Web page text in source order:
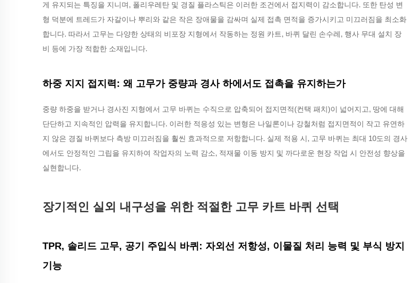
게 유지되는 특징을 지니며, 폴리우레탄 및 경질 플라스틱은 이러한 조건에서 접지력이 감소합니다. 또한 탄성 변
형 덕분에 트레드가 자갈이나 뿌리와 같은 작은 장애물을 감싸며 실제 접촉 면적을 증가시키고 미끄러짐을 최소화
합니다. 따라서 고무는 다양한 상태의 비포장 지형에서 작동하는 정원 카트, 바퀴 달린 손수레, 행사 무대 설치 장
비 등에 가장 적합한 소재입니다.
하중 지지 접지력: 왜 고무가 중량과 경사 하에서도 접촉을 유지하는가
중량 하중을 받거나 경사진 지형에서 고무 바퀴는 수직으로 압축되어 접지면적(컨택 패치)이 넓어지고, 땅에 대해
단단하고 지속적인 압력을 유지합니다. 이러한 적응성 있는 변형은 나일론이나 강철처럼 접지면적이 작고 유연하
지 않은 경질 바퀴보다 측방 미끄러짐을 훨씬 효과적으로 저항합니다. 실제 적용 시, 고무 바퀴는 최대 10도의 경사
에서도 안정적인 그립을 유지하여 작업자의 노력 감소, 적재물 이동 방지 및 까다로운 현장 작업 시 안전성 향상을
실현합니다.
장기적인 실외 내구성을 위한 적절한 고무 카트 바퀴 선택
TPR, 솔리드 고무, 공기 주입식 바퀴: 자외선 저항성, 이물질 처리 능력 및 부식 방지
기능